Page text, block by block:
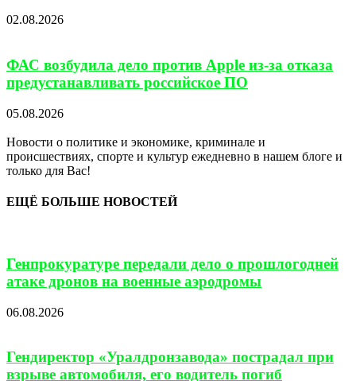
02.08.2026
ФАС возбудила дело против Apple из-за отказа
предустанавливать российское ПО
05.08.2026
Новости о политике и экономике, криминале и
происшествиях, спорте и культур ежедневно в нашем блоге и
только для Вас!
ЕЩЁ БОЛЬШЕ НОВОСТЕЙ
Генпрокуратуре передали дело о прошлогодней
атаке дронов на военные аэродромы
06.08.2026
Гендиректор «Уралдронзавода» пострадал при
взрыве автомобиля, его водитель погиб